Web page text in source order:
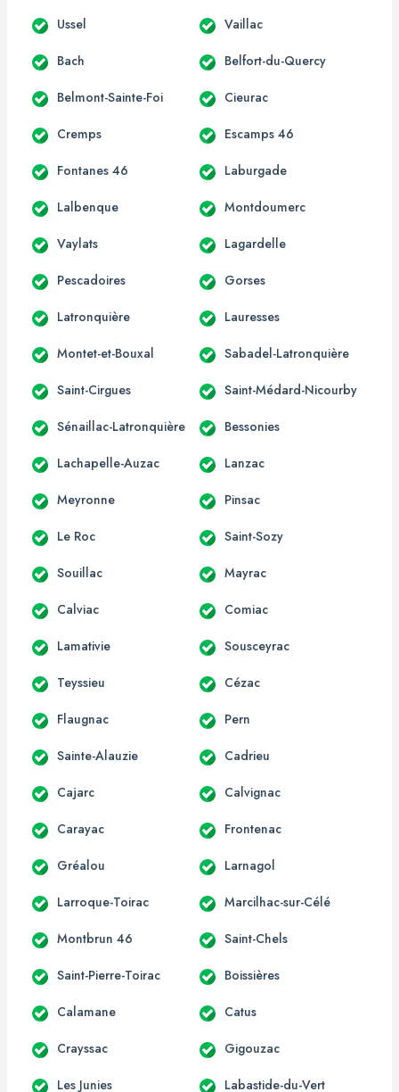
Ussel Vaillac
Bach Belfort-du-Quercy
Belmont-Sainte-Foi Cieurac
Cremps Escamps 46
Fontanes 46 Laburgade
Lalbenque Montdoumerc
Vaylats Lagardelle
Pescadoires Gorses
Latronquière Lauresses
Montet-et-Bouxal Sabadel-Latronquière
Saint-Cirgues Saint-Médard-Nicourby
Sénaillac-Latronquière Bessonies
Lachapelle-Auzac Lanzac
Meyronne Pinsac
Le Roc Saint-Sozy
Souillac Mayrac
Calviac Comiac
Lamativie Sousceyrac
Teyssieu Cézac
Flaugnac Pern
Sainte-Alauzie Cadrieu
Cajarc Calvignac
Carayac Frontenac
Gréalou Larnagol
Larroque-Toirac Marcilhac-sur-Célé
Montbrun 46 Saint-Chels
Saint-Pierre-Toirac Boissières
Calamane Catus
Crayssac Gigouzac
Les Junies Labastide-du-Vert